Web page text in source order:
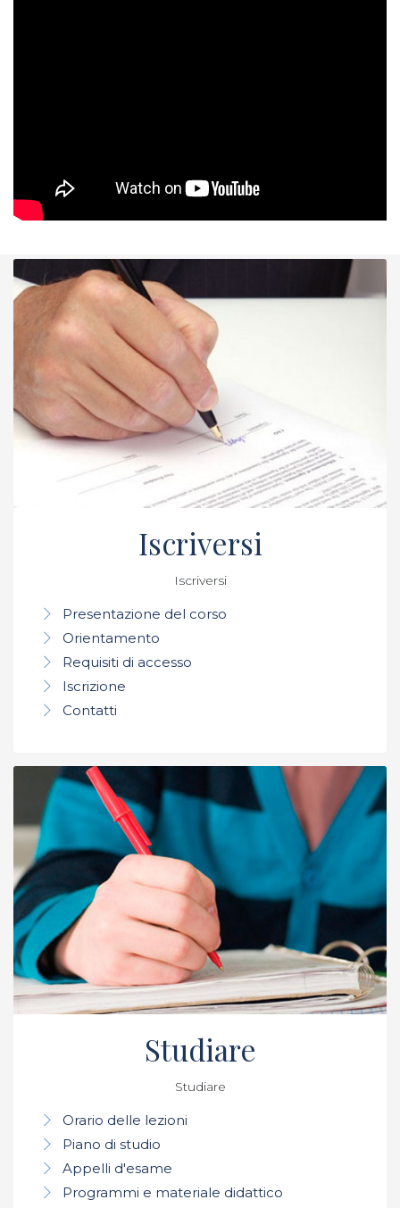
Iscriversi
Iscriversi
Presentazione del corso
Orientamento
Requisiti di accesso
Iscrizione
Contatti
Studiare
Studiare
Orario delle lezioni
Piano di studio
Appelli d'esame
Programmi e materiale didattico